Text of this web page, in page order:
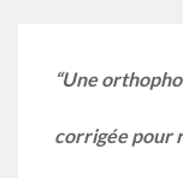
Une
corrigée pour